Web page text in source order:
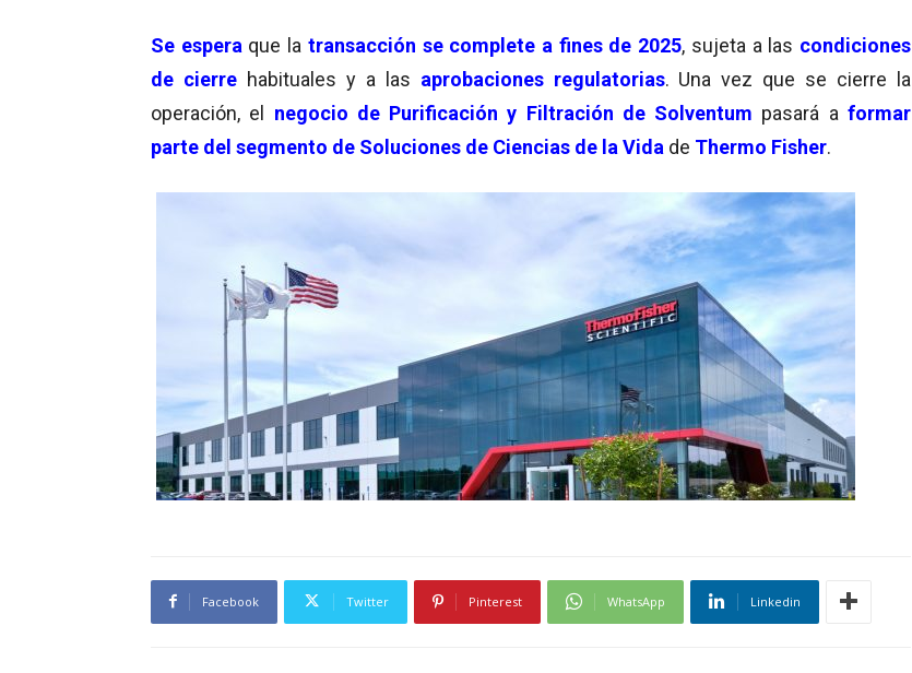
Se espera que la transacción se complete a fines de 2025, sujeta a las condiciones
de cierre habituales y a las aprobaciones regulatorias. Una vez que se cierre la
operación, el negocio de Purificación y Filtración de Solventum pasará a formar
parte del segmento de Soluciones de Ciencias de la Vida de Thermo Fisher.
Facebook Twitter Pinterest WhatsApp Linkedin